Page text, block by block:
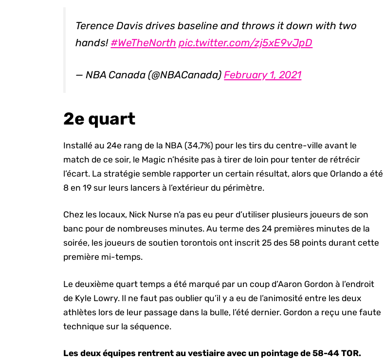
Terence Davis drives baseline and throws it down with two
hands! #WeTheNorth pic.twitter.com/zj5xE9vJpD
— NBA Canada (@NBACanada)February 1, 2021
2e quart
Installé au 24e rang de la NBA (34,7%) pour les tirs du centre-ville avant le
match de ce soir, le Magic n’hésite pas à tirer de loin pour tenter de rétrécir
l’écart. La stratégie semble rapporter un certain résultat, alors que Orlando a été
8 en 19 sur leurs lancers à l’extérieur du périmètre.
Chez les locaux, Nick Nurse n’a pas eu peur d’utiliser plusieurs joueurs de son
banc pour de nombreuses minutes. Au terme des 24 premières minutes de la
soirée, les joueurs de soutien torontois ont inscrit 25 des 58 points durant cette
première mi-temps.
Le deuxième quart temps a été marqué par un coup d’Aaron Gordon à l’endroit
de Kyle Lowry. Il ne faut pas oublier qu’il y a eu de l’animosité entre les deux
athlètes lors de leur passage dans la bulle, l’été dernier. Gordon a reçu une faute
technique sur la séquence.
Les deux équipes rentrent au vestiaire avec un pointage de 58-44 TOR.